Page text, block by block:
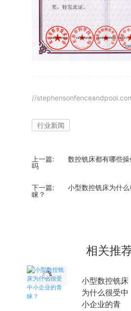
//
行业新闻
上一篇:
数控铣床都有哪些
吗
下一篇:
小型数控铣床为什
睐？
相关推
小型数控铣床
为什么很受中
小企业的青